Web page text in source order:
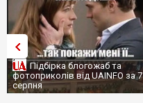
Підбірка блогожаб та
фотоприколів від UAINFO за 7
серпня